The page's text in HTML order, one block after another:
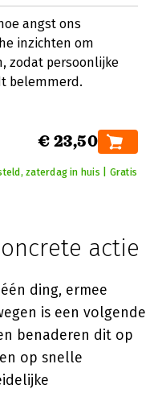
angst ons
inzichten om
zodat persoonlijke
belemmerd.
€ 23,50
zaterdag in huis | Gratis
actie
ding, ermee
is een volgende
benaderen dit op
op snelle